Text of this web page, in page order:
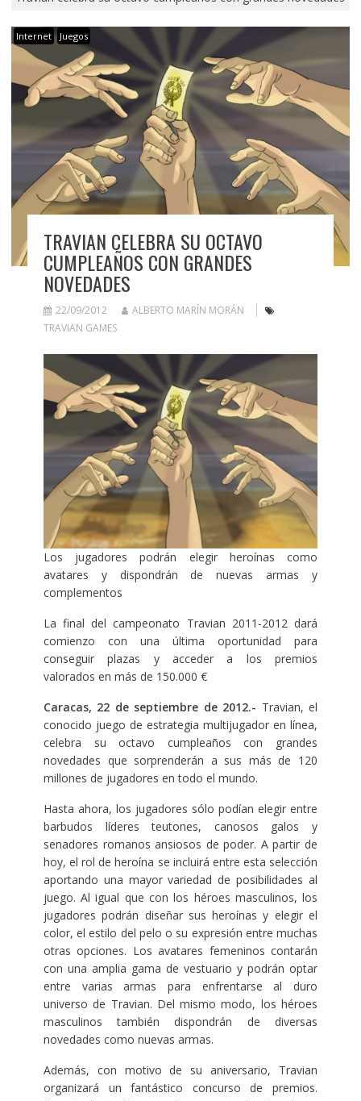
Internet Juegos
TRAVIAN CELEBRA SU OCTAVO
CUMPLEAÑOS CON GRANDES
NOVEDADES
22/09/2012
ALBERTO MARÍN MORÁN
TRAVIAN GAMES
Los jugadores podrán elegir heroínas como
avatares y dispondrán de nuevas armas y
complementos
La final del campeonato Travian 2011-2012 dará
comienzo con una última oportunidad para
conseguir plazas y acceder a los premios
valorados en más de 150.000 €
Caracas, 22 de septiembre de 2012.- Travian, el
conocido juego de estrategia multijugador en línea,
celebra su octavo cumpleaños con grandes
novedades que sorprenderán a sus más de 120
millones de jugadores en todo el mundo.
Hasta ahora, los jugadores sólo podían elegir entre
barbudos líderes teutones, canosos galos y
senadores romanos ansiosos de poder. A partir de
hoy, el rol de heroína se incluirá entre esta selección
aportando una mayor variedad de posibilidades al
juego. Al igual que con los héroes masculinos, los
jugadores podrán diseñar sus heroínas y elegir el
color, el estilo del pelo o su expresión entre muchas
otras opciones. Los avatares femeninos contarán
con una amplia gama de vestuario y podrán optar
entre varias armas para enfrentarse al duro
universo de Travian. Del mismo modo, los héroes
masculinos también dispondrán de diversas
novedades como nuevas armas.
Además, con motivo de su aniversario, Travian
organizará un fantástico concurso de premios.